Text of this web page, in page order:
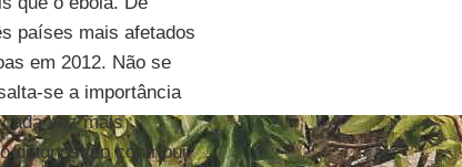
países mais afetados
em 2012. Não se
se a importância
vez mais
diagnóstico contribui